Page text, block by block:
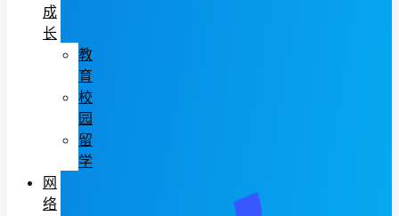
成
长
教
育
校
园
留
学
网
络